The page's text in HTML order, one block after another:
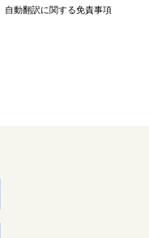
自動翻訳に関する免責事項